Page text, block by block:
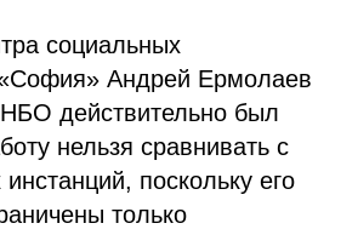
социальных
Андрей Ермолаев
действительно был
нельзя сравнивать с
поскольку его
только